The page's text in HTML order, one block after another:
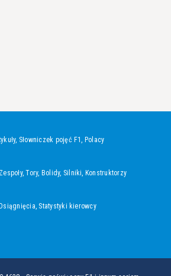
, Słowniczek pojęć F1, Polacy
Zespoły,Tory, Bolidy, Silniki, Konstruktorzy
, Statystyki kierowcy